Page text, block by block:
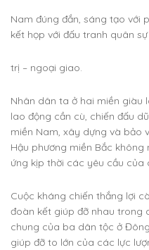
Nam đúng đắn, sáng tạo với
kết họp với đấu tranh quân sự
trị – ngoại giao.
Nhân dân ta ở hai miền giàu
lao động cần cù, chiến đấu
miền Nam, xây dựng và bảo
Hậu phương miền Bắc
ứng kịp thời các yêu cầu của
Cuộc kháng chiến thắng lợi
đoàn kết giúp đỡ nhau trong
chung của ba dân tộc ở
giúp đỡ to lớn của các lực